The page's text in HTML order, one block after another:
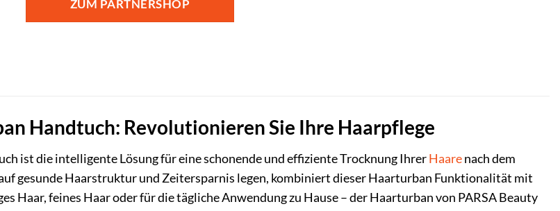
ZUM PARTNERSHOP
Handtuch: Revolutionieren Sie Ihre Haarpflege
ist die intelligente Lösung für eine schonende und effiziente Trocknung IhrerHaarenach dem
gesunde Haarstruktur und Zeitersparnis legen, kombiniert dieser Haarturban Funktionalität mit
Haar, feines Haar oder für die tägliche Anwendung zu Hause – der Haarturban von PARSA Beauty